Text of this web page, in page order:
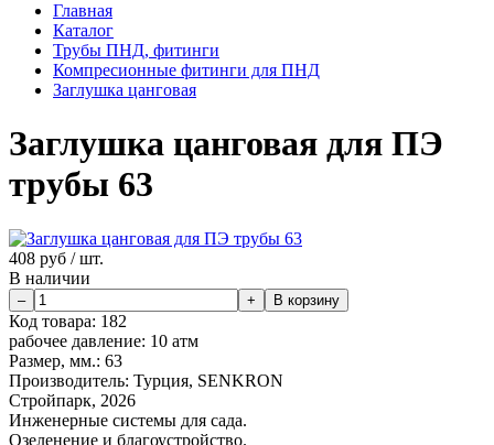
Главная
Каталог
Трубы ПНД, фитинги
Компресионные фитинги для ПНД
Заглушка цанговая
Заглушка цанговая для ПЭ
трубы 63
408 руб / шт.
В наличии
Код товара: 182
рабочее давление: 10 атм
Размер, мм.: 63
Производитель: Турция, SENKRON
Стройпарк, 2026
Инженерные системы для сада.
Озеленение и благоустройство.